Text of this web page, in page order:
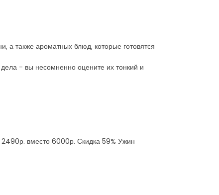
а также ароматных блюд, которые готовятся
- вы несомненно оцените их тонкий и
вместо 6000р. Скидка 59% Ужин